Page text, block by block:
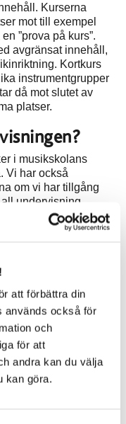
att förbättra din
används också för
och
för att
andra kan du välja
kan göra.
Kurserna
mot till exempel
”prova på kurs”.
avgränsat innehåll,
Kortkurs
instrumentgrupper
då mot slutet av
platser.
i musikskolans
Vi har också
om vi har tillgång
undervisning
på sen
ligger också på
efter ett rullande
eller i längre